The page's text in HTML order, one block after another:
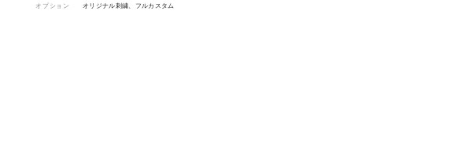
オプション オリジナル刺繍、フルカスタム